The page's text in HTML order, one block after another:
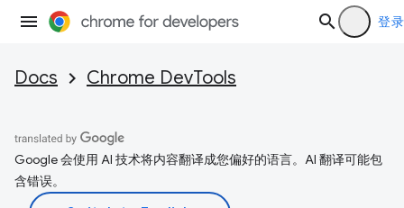
登录
Docs Chrome DevTools
Google 会使用 AI 技术将内容翻译成您偏好的语言。AI 翻译可能包
含错误。